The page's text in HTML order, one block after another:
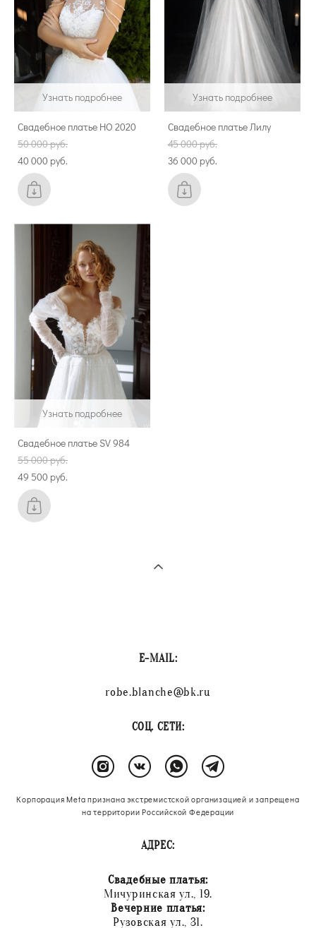
Узнать подробнее
Свадебное платье НО 2020
50 000 pуб.
40 000 pуб.
Узнать подробнее
Свадебное платье Лилу
45 000 pуб.
36 000 pуб.
Узнать подробнее
Свадебное платье SV 984
55 000 pуб.
49 500 pуб.
E-MAIL:
robe.blanche@bk.ru
СОЦ. СЕТИ:
Корпорация Meta признана экстремистской организацией и запрещена
на территории Российской Федерации
АДРЕС:
Свадебные платья:
Мичуринская ул., 19.
Вечерние платья:
Рузовская ул., 31.